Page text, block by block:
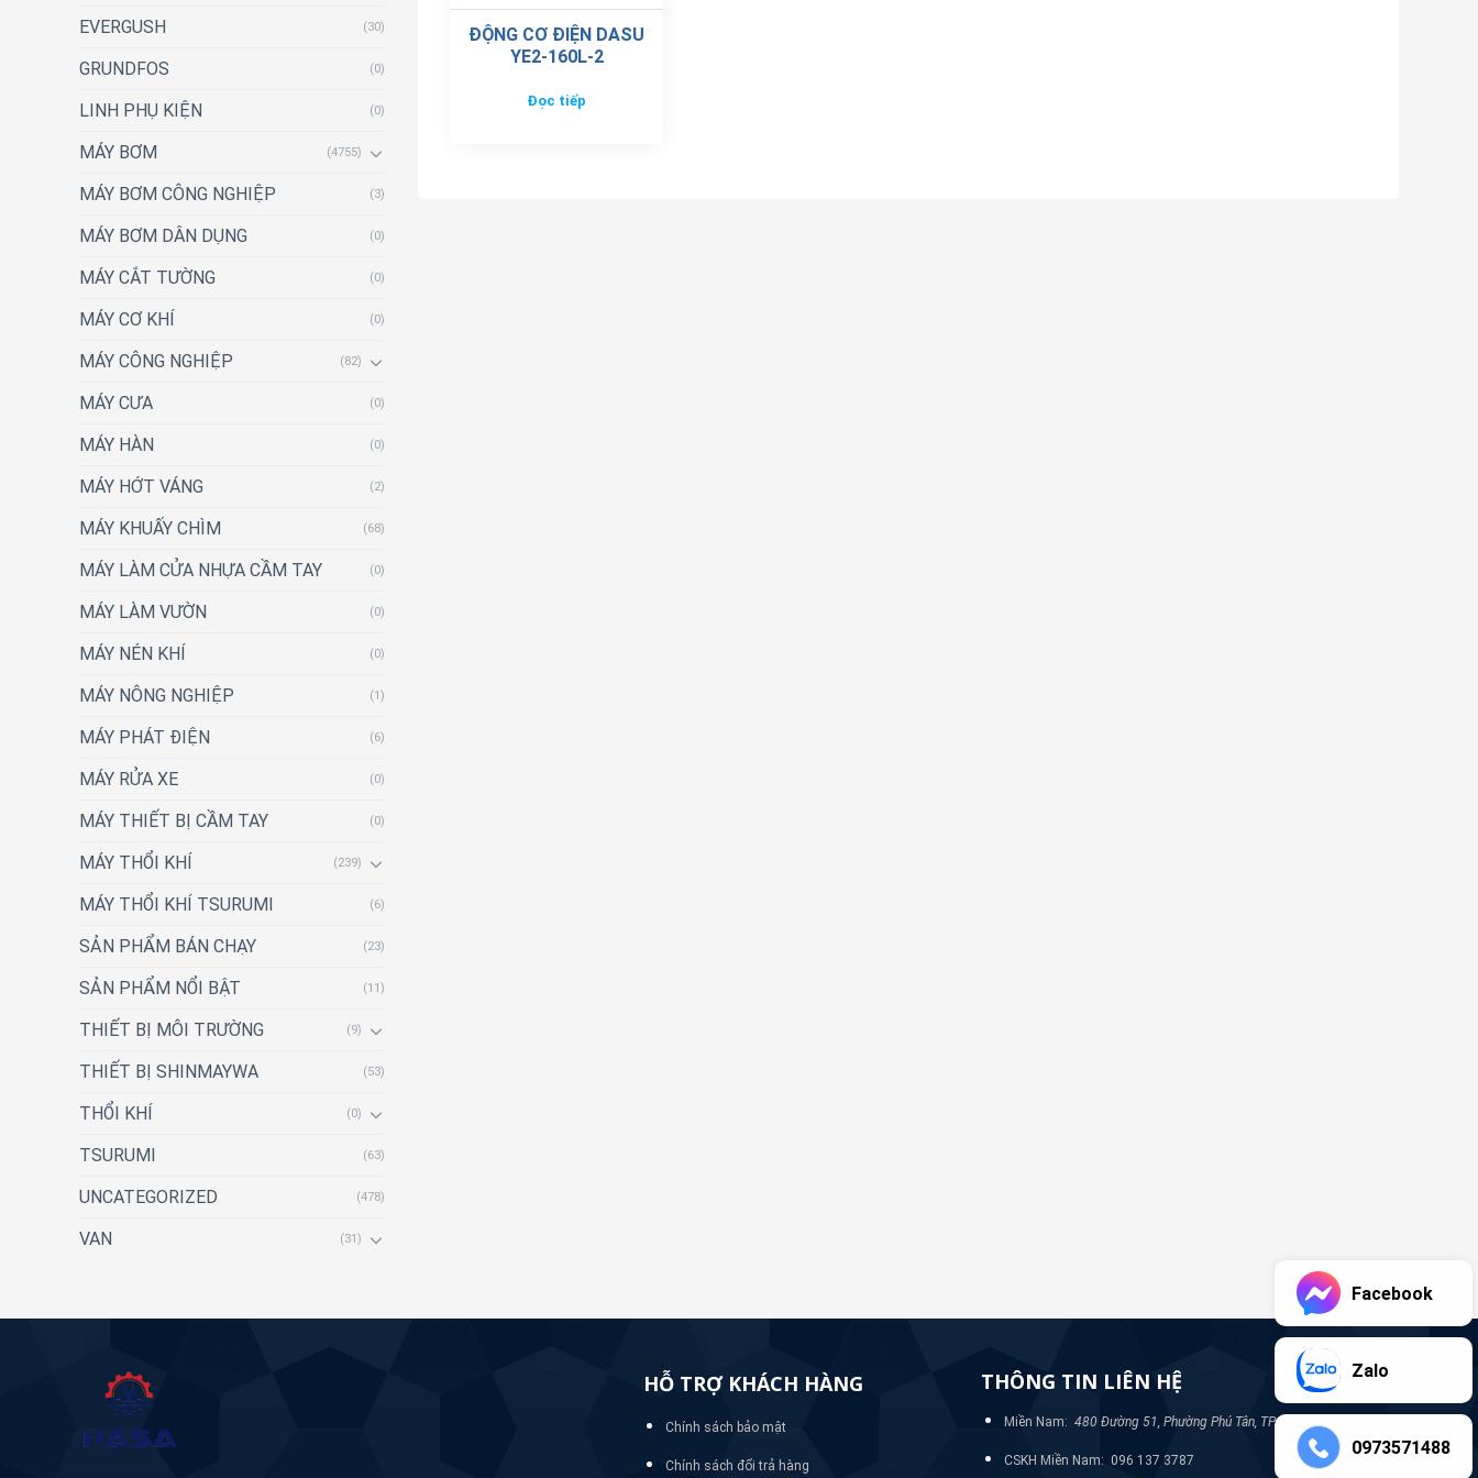
EVERGUSH (30)
GRUNDFOS (0)
LINH PHỤ KIỆN (0)
MÁY BƠM (4755)
MÁY BƠM CÔNG NGHIỆP (3)
MÁY BƠM DÂN DỤNG (0)
MÁY CẮT TƯỜNG (0)
MÁY CƠ KHÍ (0)
MÁY CÔNG NGHIỆP (82)
MÁY CƯA (0)
MÁY HÀN (0)
MÁY HỚT VÁNG (2)
MÁY KHUẤY CHÌM (68)
MÁY LÀM CỬA NHỰA CẦM TAY (0)
MÁY LÀM VƯỜN (0)
MÁY NÉN KHÍ (0)
MÁY NÔNG NGHIỆP (1)
MÁY PHÁT ĐIỆN (6)
MÁY RỬA XE (0)
MÁY THIẾT BỊ CẦM TAY (0)
MÁY THỔI KHÍ (239)
MÁY THỔI KHÍ TSURUMI (6)
SẢN PHẨM BÁN CHẠY (23)
SẢN PHẨM NỔI BẬT (11)
THIẾT BỊ MÔI TRƯỜNG (9)
THIẾT BỊ SHINMAYWA (53)
THỔI KHÍ (0)
TSURUMI (63)
UNCATEGORIZED (478)
VAN (31)
ĐỘNG CƠ ĐIỆN DASU
YE2-160L-2
Đọc tiếp
HỖ TRỢ KHÁCH HÀNG
Chính sách bảo mật
Chính sách đổi trả hàng
THÔNG TIN LIÊN HỆ
Miền Nam: 480 Đường 51, Phường Phú Tân, TP Bình Dương
CSKH Miền Nam: 096 137 3787
Facebook
Zalo
0973571488